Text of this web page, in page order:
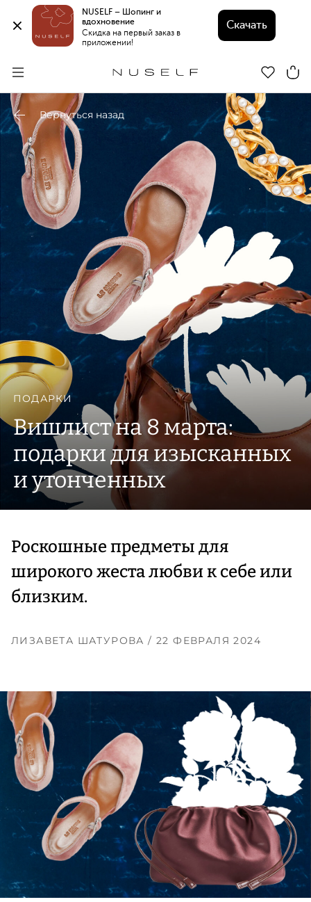
NUSELF – Шопинг и
вдохновение
Скидка на первый заказ в
приложении!
Скачать
Вернуться назад
ПОДАРКИ
Вишлист на 8 марта:
подарки для изысканных
и утонченных
Роскошные предметы для
широкого жеста любви к себе или
близким.
ЛИЗАВЕТА ШАТУРОВА/ 22 ФЕВРАЛЯ 2024